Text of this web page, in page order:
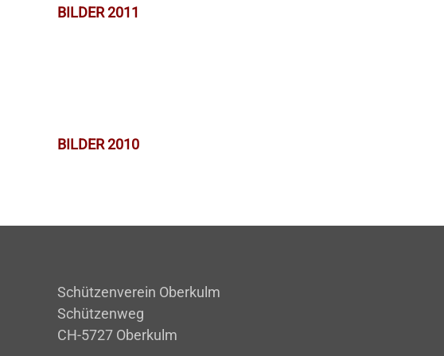
BILDER 2011
BILDER 2010
Schützenverein Oberkulm
Schützenweg
CH-5727 Oberkulm